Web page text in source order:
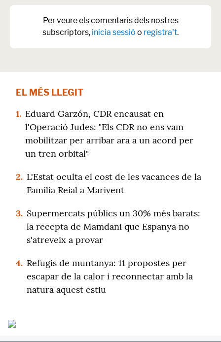
Per veure els comentaris dels nostres
subscriptors, inicia sessió o registra't.
EL MÉS LLEGIT
1. Eduard Garzón, CDR encausat en
l'Operació Judes: "Els CDR no ens vam
mobilitzar per arribar ara a un acord per
un tren orbital"
2. L'Estat oculta el cost de les vacances de la
Família Reial a Marivent
3. Supermercats públics un 30% més barats:
la recepta de Mamdani que Espanya no
s'atreveix a provar
4. Refugis de muntanya: 11 propostes per
escapar de la calor i reconnectar amb la
natura aquest estiu